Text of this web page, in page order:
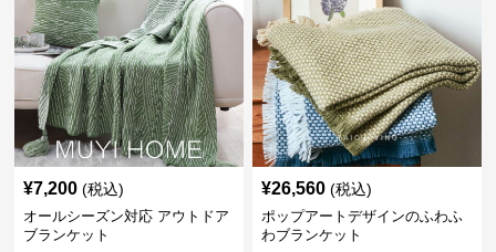
¥7,200 (税込)
オールシーズン対応 アウトドア
ブランケット
¥26,560 (税込)
ポップアートデザインのふわふ
わブランケット